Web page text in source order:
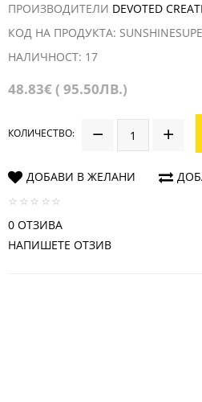
ПРОИЗВОДИТЕЛИ DEVOTED
КОД НА ПРОДУКТА:
НАЛИЧНОСТ: 17
48.83€ ( 95.50ЛВ.)
КОЛИЧЕСТВО:
ДОБАВИ В ЖЕЛАНИ
0 ОТЗИВА
НАПИШЕТЕ ОТЗИВ